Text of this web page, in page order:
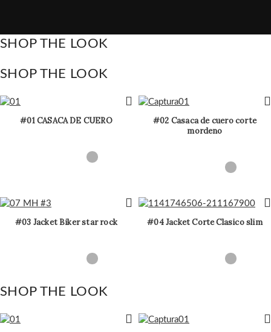
SHOP THE LOOK
SHOP THE LOOK
#01 CASACA DE CUERO
#02 Casaca de cuero corte
mordeno
#03 Jacket Biker star rock #04 Jacket Corte Clasico slim
SHOP THE LOOK